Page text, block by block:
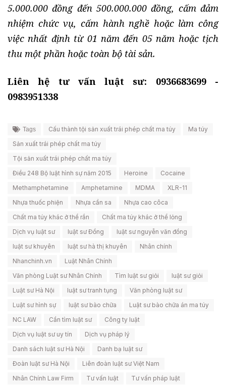
5.000.000 đồng đến 500.000.000 đồng, cấm đảm
nhiệm chức vụ, cấm hành nghề hoặc làm công
việc nhất định từ 01 năm đến 05 năm hoặc tịch
thu một phần hoặc toàn bộ tài sản.
Liên hệ tư vấn luật sư: 0936683699 -
0983951338
Tags Cấu thành tội sản xuất trái phép chất ma túy
Ma túy
Sản xuất trái phép chất ma túy
Tội sản xuất trái phép chất ma túy
Điều 248 Bộ luật hình sự năm 2015
Heroine
Cocaine
Methamphetamine
Amphetamine MDMA
XLR-11
Nhựa thuốc phiện
Nhựa cần sa
Nhựa cao côca
Chất ma túy khác ở thể rắn
Chất ma túy khác ở thể lỏng
Dịch vụ luật sư
luật sư Đồng
luật sư nguyễn văn đồng
luật sư khuyên
luật sư hà thị khuyên
Nhân chính
Nhanchinh.vn
Luật Nhân Chính
Văn phòng Luật sư Nhân Chính
Tìm luật sư giỏi
luật sư giỏi
Luật sư Hà Nội
luật sư tranh tụng
Văn phòng luật sư
Luật sư hình sự
luật sư bào chữa
Luật sư bào chữa án ma túy
NC LAW
Cần tìm luật sư
Công ty luật
Dịch vụ luật sư uy tín
Dịch vụ pháp lý
Danh sách luật sư Hà Nội
Danh bạ luật sư
Đoàn luật sư Hà Nội
Liên đoàn luật sư Việt Nam
Nhân Chính Law Firm
Tư vấn luật Tư vấn pháp luật